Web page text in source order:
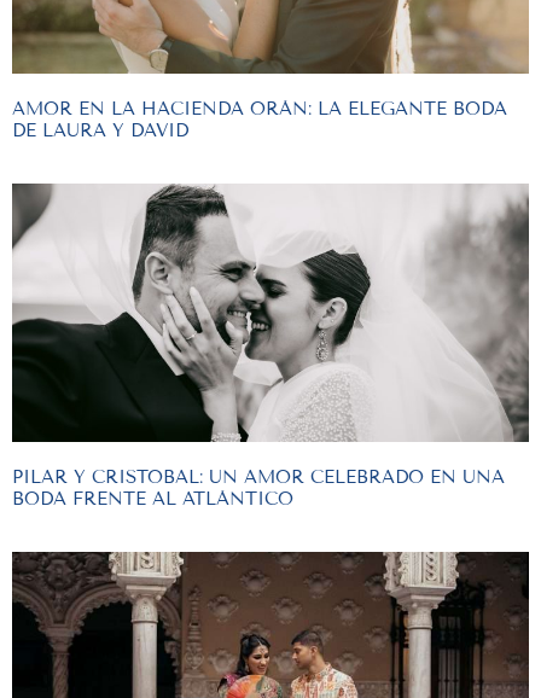
AMOR EN LA HACIENDA ORÁN: LA ELEGANTE BODA
DE LAURA Y DAVID
PILAR Y CRISTOBAL: UN AMOR CELEBRADO EN UNA
BODA FRENTE AL ATLÁNTICO